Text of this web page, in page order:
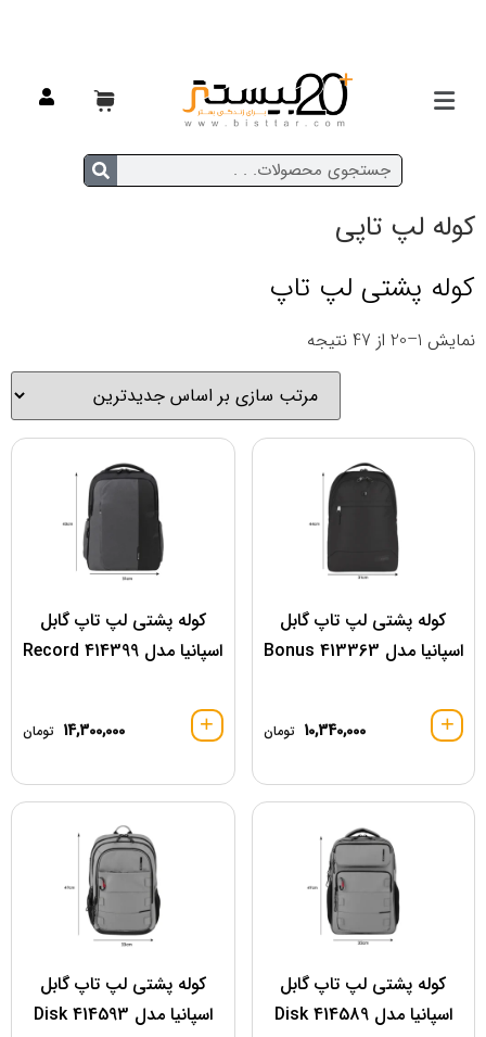
لپ تاپی و اداری/ کوله لپ تاپی
کوله لپ تاپی
کوله پشتی لپ تاپ
نمایش 1–20 از 47 نتیجه
کوله پشتی لپ تاپ گابل
اسپانیا مدل 413363 Bonus
10,340,000 تومان
کوله پشتی لپ تاپ گابل
اسپانیا مدل 414399 Record
14,300,000 تومان
کوله پشتی لپ تاپ گابل
اسپانیا مدل 414589 Disk
کوله پشتی لپ تاپ گابل
اسپانیا مدل 414593 Disk